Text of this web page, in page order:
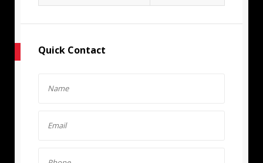
Quick Contact